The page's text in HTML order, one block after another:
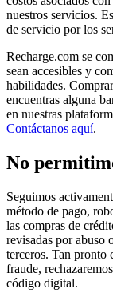
nuestros servicios.
de servicio por los
Recharge.com se
sean accesibles y
habilidades.
encuentras alguna
en nuestras
Contáctanos aquí.
No
Seguimos
método de pago,
las compras de
revisadas por abuso
terceros. Tan pronto
fraude,
código digital.